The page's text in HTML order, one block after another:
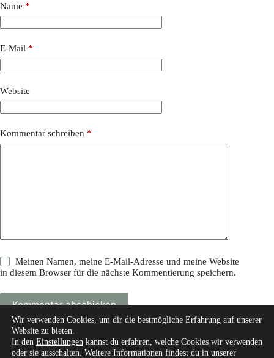
Name *
E-Mail *
Website
Kommentar schreiben *
Meinen Namen, meine E-Mail-Adresse und meine Website
in diesem Browser für die nächste Kommentierung speichern.
Kommentar abschicken
Wir verwenden Cookies, um dir die bestmögliche Erfahrung auf unserer
Website zu bieten.
In den Einstellungen kannst du erfahren, welche Cookies wir verwenden
oder sie ausschalten. Weitere Informationen findest du in unserer